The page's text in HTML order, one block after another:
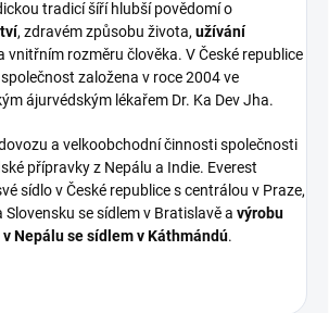
tradicí šíří hlubší povědomí o
, zdravém způsobu života, užívání
vnitřním rozměru člověka. V České republice
založena v roce 2004 ve
ájurvédským lékařem Dr. Ka Dev Jha.
a velkoobchodní činnosti společnosti
přípravky z Nepálu a Indie. Everest
sídlo v České republice s centrálou v Praze,
se sídlem v Bratislavě a výrobu
Nepálu se sídlem v Káthmándú.